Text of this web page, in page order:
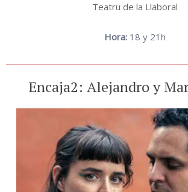
Teatru de la Llaboral
Hora: 18 y 21h
Encaja2: Alejandro y